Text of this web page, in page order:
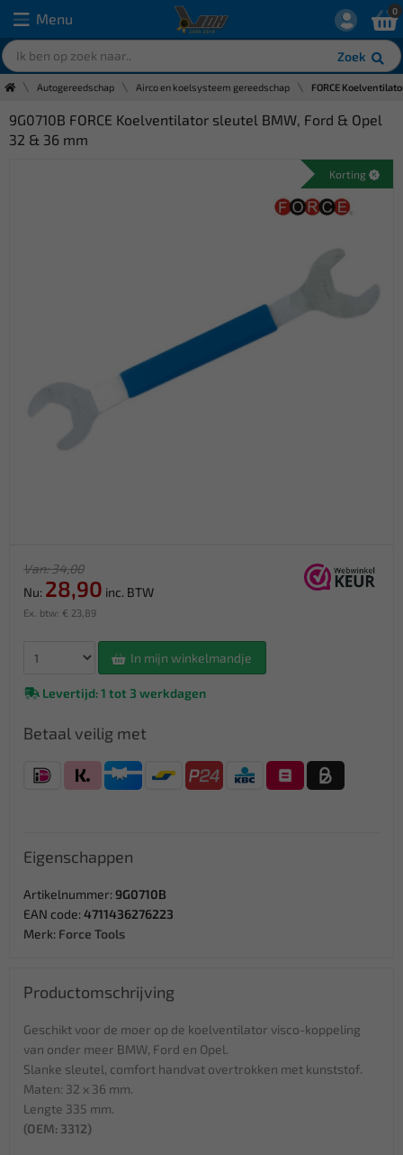
Menu
Zoek
0
Autogereedschap Airco en koelsysteem gereedschap FORCE
9G0710B FORCE Koelventilator sleutel BMW, Ford & Opel
32 & 36 mm
Korting
Van: 34,00
Nu: 28,90 inc. BTW
Ex. btw: € 23,89
In mijn winkelmandje
Levertijd: 1 tot 3 werkdagen
Betaal veilig met
Eigenschappen
Artikelnummer: 9G0710B
EAN code: 4711436276223
Merk: Force Tools
Productomschrijving
Geschikt voor de moer op de koelventilator visco-koppeling
van onder meer BMW, Ford en Opel.
Slanke sleutel, comfort handvat overtrokken met kunststof.
Maten: 32 x 36 mm.
Lengte 335 mm.
(OEM: 3312)